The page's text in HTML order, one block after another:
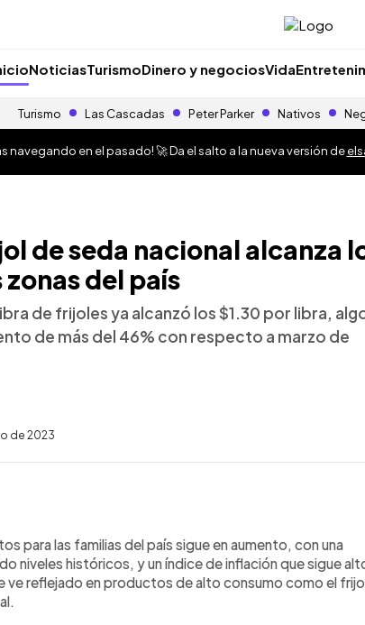
NoticiasTurismoDinero y negociosVida
Turismo Las Cascadas Peter Parker Nativos
navegando en el pasado! 🚀 Da el salto a la nueva versión de
de seda nacional alcanza
zonas del país
de frijoles ya alcanzó los $1.30 por libra,
de más del 46% con respecto a marzo de
de 2023
para las familias del país sigue en aumento, con una
niveles históricos, y un índice de inflación que sigue
ve reflejado en productos de alto consumo como el